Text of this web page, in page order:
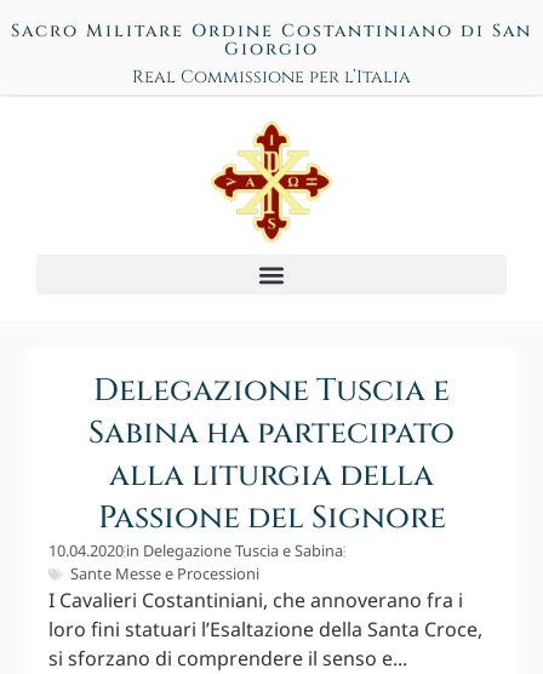
Sacro Militare Ordine Costantiniano di San
Giorgio
Real Commissione per l’Italia
Delegazione Tuscia e
Sabina ha partecipato
alla liturgia della
Passione del Signore
10.04.2020in Delegazione Tuscia e Sabina
Sante Messe e Processioni
I Cavalieri Costantiniani, che annoverano fra i
loro fini statuari l’Esaltazione della Santa Croce,
si sforzano di comprendere il senso e...